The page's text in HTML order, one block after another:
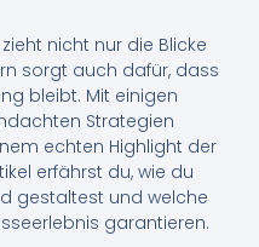
nicht nur die Blicke
sorgt auch dafür, dass
bleibt. Mit einigen
Strategien
echten Highlight der
erfährst du, wie du
gestaltest und welche
garantieren.